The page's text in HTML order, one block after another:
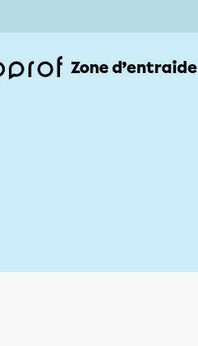
Zone d’entraide